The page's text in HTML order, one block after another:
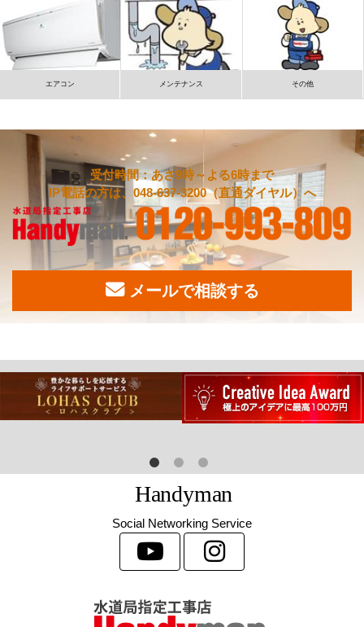
エアコン メンテナンス その他
受付時間：あさ9時～よる6時まで
IP電話の方は、048-637-3200（直通ダイヤル）へ
メールで相談する
Handyman
Social Networking Service